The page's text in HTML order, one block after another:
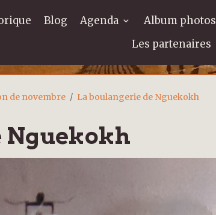
Blog Agenda Album photos
Les partenaires
de novembre
La boulangerie de Nguekokh
Nguekokh